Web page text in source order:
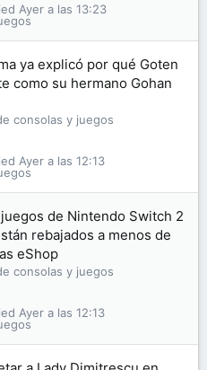
Ayer a las 13:23
ya explicó por qué Goten
como su hermano Gohan
consolas y juegos
Ayer a las 12:13
de Nintendo Switch 2
rebajados a menos de
eShop
consolas y juegos
Ayer a las 12:13